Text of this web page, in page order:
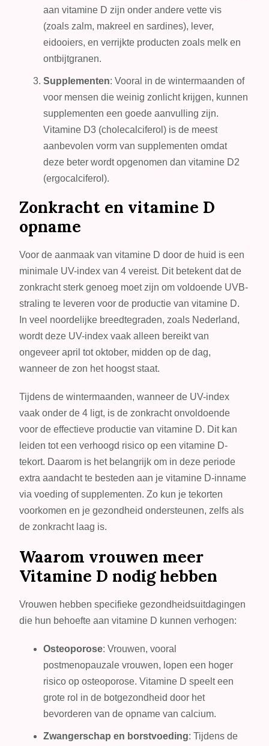
aan vitamine D zijn onder andere vette vis
(zoals zalm, makreel en sardines), lever,
eidooiers, en verrijkte producten zoals melk en
ontbijtgranen.
Supplementen: Vooral in de wintermaanden of
voor mensen die weinig zonlicht krijgen, kunnen
supplementen een goede aanvulling zijn.
Vitamine D3 (cholecalciferol) is de meest
aanbevolen vorm van supplementen omdat
deze beter wordt opgenomen dan vitamine D2
(ergocalciferol).
Zonkracht en vitamine D
opname
Voor de aanmaak van vitamine D door de huid is een
minimale UV-index van 4 vereist. Dit betekent dat de
zonkracht sterk genoeg moet zijn om voldoende UVB-
straling te leveren voor de productie van vitamine D.
In veel noordelijke breedtegraden, zoals Nederland,
wordt deze UV-index vaak alleen bereikt van
ongeveer april tot oktober, midden op de dag,
wanneer de zon het hoogst staat.
Tijdens de wintermaanden, wanneer de UV-index
vaak onder de 4 ligt, is de zonkracht onvoldoende
voor de effectieve productie van vitamine D. Dit kan
leiden tot een verhoogd risico op een vitamine D-
tekort. Daarom is het belangrijk om in deze periode
extra aandacht te besteden aan je vitamine D-inname
via voeding of supplementen. Zo kun je tekorten
voorkomen en je gezondheid ondersteunen, zelfs als
de zonkracht laag is.
Waarom vrouwen meer
Vitamine D nodig hebben
Vrouwen hebben specifieke gezondheidsuitdagingen
die hun behoefte aan vitamine D kunnen verhogen:
Osteoporose: Vrouwen, vooral
postmenopauzale vrouwen, lopen een hoger
risico op osteoporose. Vitamine D speelt een
grote rol in de botgezondheid door het
bevorderen van de opname van calcium.
Zwangerschap en borstvoeding: Tijdens de